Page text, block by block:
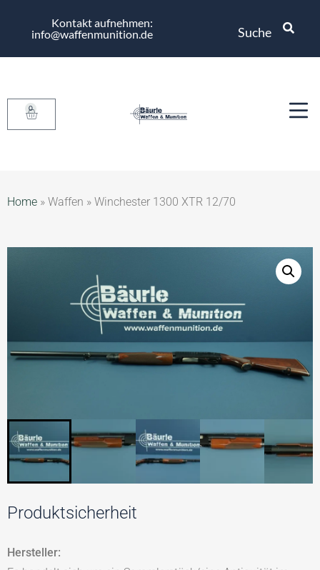
Kontakt aufnehmen:
info@waffenmunition.de
Suche
0
Home » Waffen » Winchester 1300 XTR 12/70
Produktsicherheit
Hersteller: